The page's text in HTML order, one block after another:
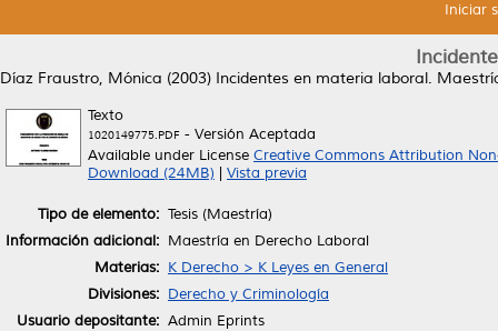
Iniciar
Díaz Fraustro, Mónica (2003) Incidentes en materia laboral.
Texto
1020149775.PDF - Versión Aceptada
Available under License Creative Commons Attribution
Download (24MB)
Vista previa
Tipo de elemento: Tesis (Maestría)
Información adicional: Maestría en Derecho Laboral
Materias: K Derecho > K Leyes en General
Divisiones: Derecho y Criminología
Usuario depositante: Admin Eprints